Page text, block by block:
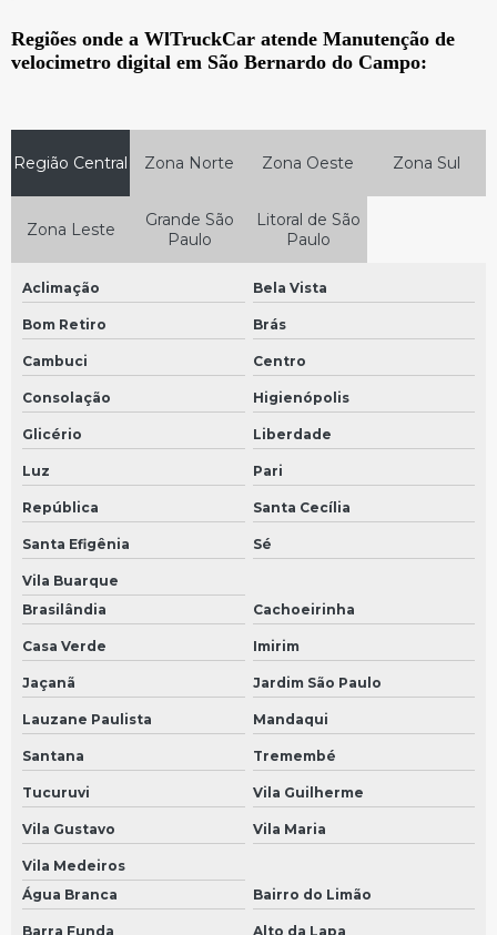
Painel de instrumentos automotivo
Sensor 35mm em São Bernardo do Campo
Sensor 90mm em São Paulo
Painel de instrumentos do veículo
Bomba arla em São Bernardo do Campo
Bomba arla em São Paulo
Bomba arla mercedes em São Bernardo do Campo
Bomba arla mercedes em São Paulo
Painel de instrumentos velocimetro
Bomba dosadora em São Bernardo do Campo
Bomba dosadora em São Paulo
Painel volks
Painel de instrumentos caminhão
Painel de instrumentos de carro
Velocimetro em São Bernardo do Campo
Velocimetro em São Paulo
Painel de instrumentos mercedes
Sensor do câmbio
Sensor de velocidade
Regiões onde a WlTruckCar atende Manutenção de
velocimetro digital em São Bernardo do Campo:
Região Central Zona Norte Zona Oeste Zona Sul
Zona Leste
Grande São
Paulo
Litoral de São
Paulo
Aclimação Bela Vista
Bom Retiro Brás
Cambuci Centro
Consolação Higienópolis
Glicério Liberdade
Luz Pari
República Santa Cecília
Santa Efigênia Sé
Vila Buarque
Brasilândia
Cachoeirinha
Casa Verde Imirim
Jaçanã Jardim São Paulo
Lauzane Paulista Mandaqui
Santana Tremembé
Tucuruvi Vila Guilherme
Vila Gustavo Vila Maria
Vila Medeiros
Água Branca
Bairro do Limão
Barra Funda Alto da Lapa